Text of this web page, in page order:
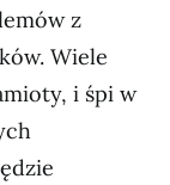
z
Wiele
i śpi w